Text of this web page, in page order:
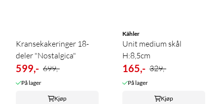
Kransekakeringer 18-
deler "Nostalgica"
599,- 699,-
På lager
Kjøp
Kähler
Unit medium skål
H:8,5cm
165,- 329,-
På lager
Kjøp